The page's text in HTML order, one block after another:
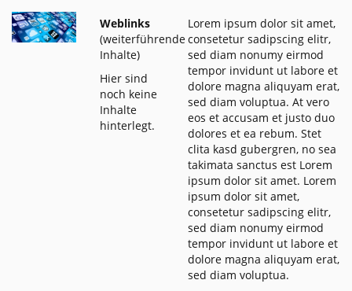
Weblinks
(weiterführende
Inhalte)
Hier sind
noch keine
Inhalte
hinterlegt.
Lorem ipsum dolor sit amet,
consetetur sadipscing elitr,
sed diam nonumy eirmod
tempor invidunt ut labore et
dolore magna aliquyam erat,
sed diam voluptua. At vero
eos et accusam et justo duo
dolores et ea rebum. Stet
clita kasd gubergren, no sea
takimata sanctus est Lorem
ipsum dolor sit amet. Lorem
ipsum dolor sit amet,
consetetur sadipscing elitr,
sed diam nonumy eirmod
tempor invidunt ut labore et
dolore magna aliquyam erat,
sed diam voluptua.